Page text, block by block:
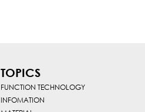
TOPICS
FUNCTION TECHNOLOGY
INFOMATION